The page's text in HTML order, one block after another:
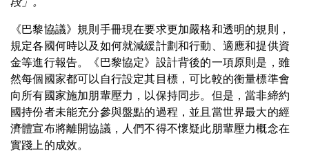
《巴黎協議》規則手冊現在要求更加嚴格和透明的規則，
規定各國何時以及如何就減緩計劃和行動、適應和提供資
金等進行報告。《巴黎協定》設計背後的一項原則是，雖
然每個國家都可以自行設定其目標，可比較的衡量標準會
向所有國家施加朋輩壓力，以保持同步。但是，當非締約
國持份者未能充分參與盤點的過程，並且當世界最大的經
濟體宣布將離開協議，人們不得不懷疑此朋輩壓力概念在
實踐上的成效。